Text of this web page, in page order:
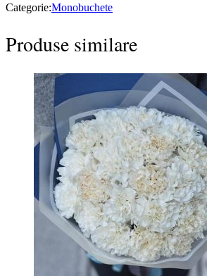
Categorie:Monobuchete
Produse similare